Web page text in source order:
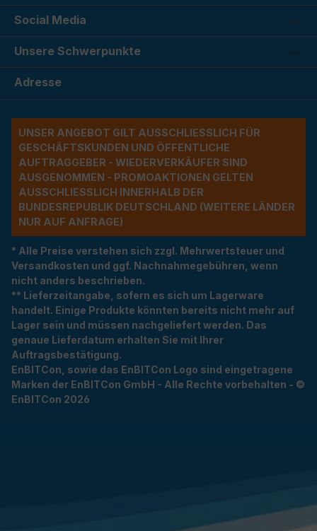
Social Media
Unsere Schwerpunkte
Adresse
UNSER ANGEBOT GILT AUSSCHLIESSLICH FÜR G
ESCHÄFTSKUNDEN UND ÖFFENTLICHE A
UFTRAGGEBER - WIEDERVERKÄUFER SIND A
USGENOMMEN - PROMOAKTIONEN GELTEN A
USSCHLIESSLICH INNERHALB DER BU
NDESREPUBLIK DEUTSCHLAND (WEITERE LÄNDER NU
R AUF ANFRAGE)
* Alle Preise verstehen sich zzgl. Mehrwertsteuer und
Versandkosten und ggf. Nachnahmegebühren, wenn
nicht anders beschrieben.
** Lieferzeitangabe, sofern es sich um Lagerware
handelt. Einige Produkte könnten bereits nicht mehr auf
Lager sein und müssen nachgeliefert werden. Das
genaue Lieferdatum erhalten Sie mit Ihrer
Auftragsbestätigung.
EnBITCon, sowie das EnBITCon Logo sind eingetragene
Marken der EnBITCon GmbH - Alle Rechte vorbehalten - ©
EnBITCon 2026